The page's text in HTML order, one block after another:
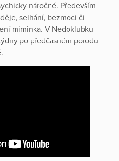
náročné. Především
selhání, bezmoci či
miminka. V Nedoklubku
po předčasném porodu